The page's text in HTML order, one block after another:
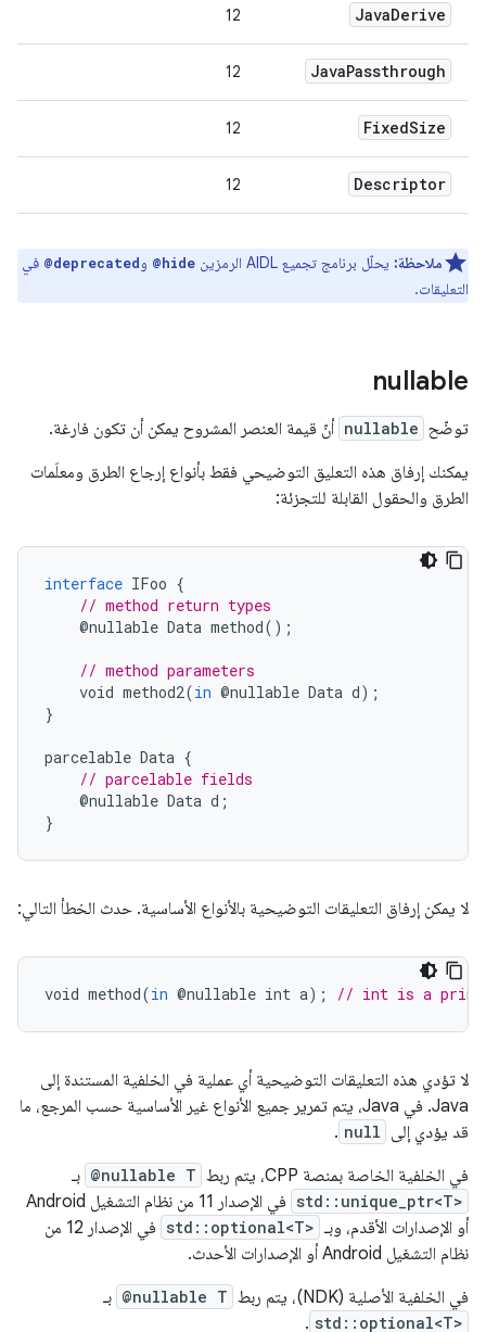
JavaDerive
12
JavaPassthrough
12
FixedSize
12
Descriptor
12
ملاحظة: يحلّل برنامج تجميع AIDL الرمزين @hide و@deprecated في
التعليقات.
nullable
توضّح nullable أنّ قيمة العنصر المشروح يمكن أن تكون فارغة.
يمكنك إرفاق هذه التعليق التوضيحي فقط بأنواع إرجاع الطرق ومعلَمات
الطرق والحقول القابلة للتجزئة:
interface IFoo {
// method return types
@nullable Data method();
// method parameters
void method2(in @nullable Data d);
}
parcelable Data {
// parcelable fields
@nullable Data d ;
}
لا يمكن إرفاق التعليقات التوضيحية بالأنواع الأساسية. حدث الخطأ التالي:
void method(in @nullable int a); // int is a
لا تؤدي هذه التعليقات التوضيحية أي عملية في الخلفية المستندة إلى
Java. في Java، يتم تمرير جميع الأنواع غير الأساسية حسب المرجع، ما
قد يؤدي إلى null
.
في الخلفية الخاصة بمنصة CPP، يتم ربط
@nullable T بـ
std::unique_ptr<T>
في الإصدار 11 من نظام التشغيل Android
أو الإصدارات الأقدم، وبـ std::optional<T>
في الإصدار 12 من
نظام التشغيل Android أو الإصدارات الأحدث.
في الخلفية الأصلية (NDK)، يتم ربط
@nullable T بـ
std::optional<T>
.